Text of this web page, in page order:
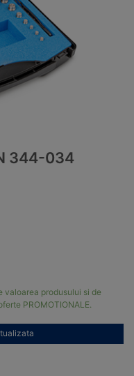
344-034
valoarea produsului si de
PROMOTIONALE.